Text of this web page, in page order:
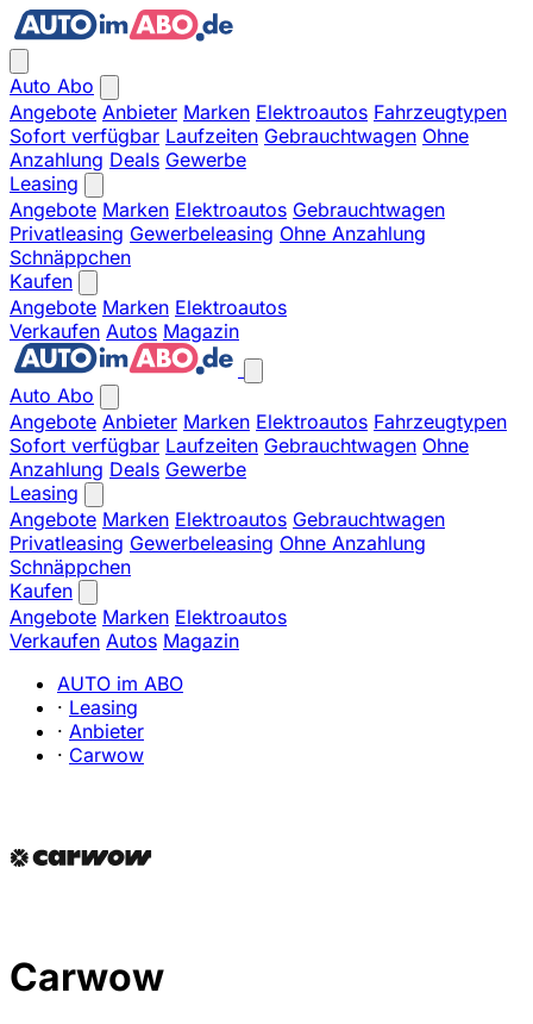
Auto Abo
Angebote Anbieter Marken Elektroautos Fahrzeugtypen
Sofort verfügbar Laufzeiten Gebrauchtwagen Ohne
Anzahlung Deals Gewerbe
Leasing
Angebote Marken Elektroautos Gebrauchtwagen
Privatleasing Gewerbeleasing Ohne Anzahlung
Schnäppchen
Kaufen
Angebote Marken Elektroautos
Verkaufen Autos Magazin
Auto Abo
Angebote Anbieter Marken Elektroautos Fahrzeugtypen
Sofort verfügbar Laufzeiten Gebrauchtwagen Ohne
Anzahlung Deals Gewerbe
Leasing
Angebote Marken Elektroautos Gebrauchtwagen
Privatleasing Gewerbeleasing Ohne Anzahlung
Schnäppchen
Kaufen
Angebote Marken Elektroautos
Verkaufen Autos Magazin
AUTO im ABO
· Leasing
· Anbieter
· Carwow
Carwow